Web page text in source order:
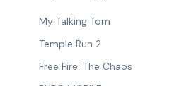
My Talking Tom
Temple Run 2
Free Fire: The Chaos